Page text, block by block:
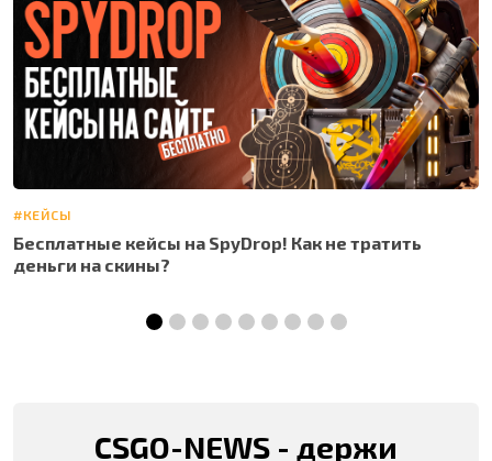
#КЕЙСЫ
Бесплатные кейсы на SpyDrop! Как не тратить
деньги на скины?
CSGO-NEWS - держи